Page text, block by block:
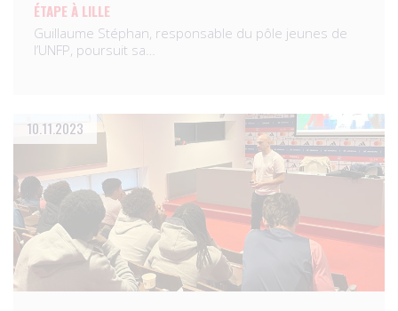
ÉTAPE À LILLE
Guillaume Stéphan, responsable du pôle jeunes de
l’UNFP, poursuit sa…
10.11.2023